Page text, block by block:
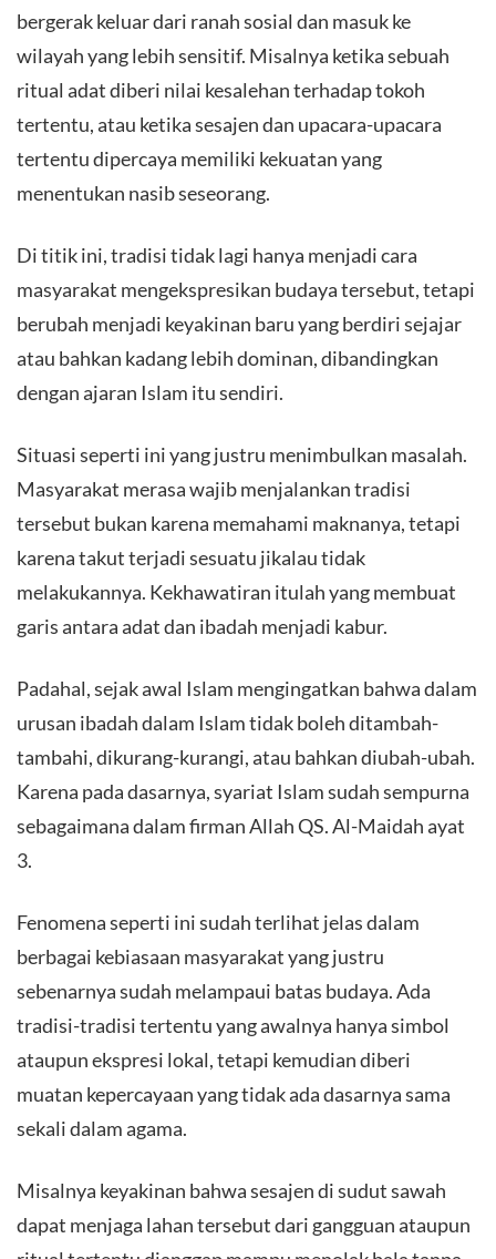
bergerak keluar dari ranah sosial dan masuk ke
wilayah yang lebih sensitif. Misalnya ketika sebuah
ritual adat diberi nilai kesalehan terhadap tokoh
tertentu, atau ketika sesajen dan upacara-upacara
tertentu dipercaya memiliki kekuatan yang
menentukan nasib seseorang.
Di titik ini, tradisi tidak lagi hanya menjadi cara
masyarakat mengekspresikan budaya tersebut, tetapi
berubah menjadi keyakinan baru yang berdiri sejajar
atau bahkan kadang lebih dominan, dibandingkan
dengan ajaran Islam itu sendiri.
Situasi seperti ini yang justru menimbulkan masalah.
Masyarakat merasa wajib menjalankan tradisi
tersebut bukan karena memahami maknanya, tetapi
karena takut terjadi sesuatu jikalau tidak
melakukannya. Kekhawatiran itulah yang membuat
garis antara adat dan ibadah menjadi kabur.
Padahal, sejak awal Islam mengingatkan bahwa dalam
urusan ibadah dalam Islam tidak boleh ditambah-
tambahi, dikurang-kurangi, atau bahkan diubah-ubah.
Karena pada dasarnya, syariat Islam sudah sempurna
sebagaimana dalam firman Allah QS. Al-Maidah ayat
3.
Fenomena seperti ini sudah terlihat jelas dalam
berbagai kebiasaan masyarakat yang justru
sebenarnya sudah melampaui batas budaya. Ada
tradisi-tradisi tertentu yang awalnya hanya simbol
ataupun ekspresi lokal, tetapi kemudian diberi
muatan kepercayaan yang tidak ada dasarnya sama
sekali dalam agama.
Misalnya keyakinan bahwa sesajen di sudut sawah
dapat menjaga lahan tersebut dari gangguan ataupun